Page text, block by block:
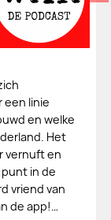
een linie
en welke
Het
vernuft en
in de
vriend van
de app!…